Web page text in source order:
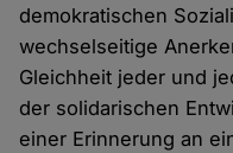
demokratischen
wechselseitige
Gleichheit jeder und
der solidarischen
einer Erinnerung an